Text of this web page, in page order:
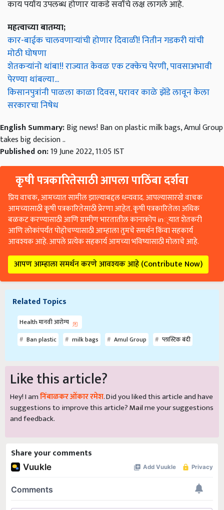
काय पर्याय उपलब्ध होणार याकडे सर्वांचे लक्ष लागले आहे.
महत्वाच्या बातम्या;
कार-बाईक चालवणाऱ्यांची होणार दिवाळी! न‍ित‍ीन गडकरी यांची
मोठी घोषणा
शेतकऱ्यांनो थांबा!! राज्यात केवळ एक टक्केच पेरणी, पावसाअभावी
पेरण्या थांबल्या...
किसानपुत्रांनी पाळला काळा दिवस, घरावर काळे झेंडे लावून केला
सरकारचा निषेध
English Summary:Big news! Ban on plastic milk bags, Amul Group
takes big decision ..
Published on:19 June 2022, 11:05 IST
कृषी पत्रकारितेसाठी आपला पाठिंबा दर्शवा
प्रिय वाचक, आमच्यात सामील झाल्याबद्दल धन्यवाद. आपल्यासारखे वाचक
आमच्यासाठी कृषी पत्रकारितेसाठी प्रेरणा आहेत. कृषी पत्रकारितेला अधिक
बळकट करण्यासाठी आणि ग्रामीण भारतातील कानाकोप in्यात शेतकरी
आणि लोकांपर्यंत पोहोचण्यासाठी आम्हाला तुमचे समर्थन किंवा सहकार्य
आवश्यक आहे. आपले प्रत्येक सहकार्य आमच्या भविष्यासाठी मोलाचे आहे.
आपण आम्हाला समर्थन करणे आवश्यक आहे (Contribute Now)
Related Topics
Health मानवी आरोग्य
Ban plastic
milk bags Amul Group प्लास्टिक बंदी
Like this article?
Hey! I amनिंबाळकर ओंकार रमेश. Did you liked this article and have
suggestions to improve this article?Mailme your suggestions
and feedback.
Share your comments